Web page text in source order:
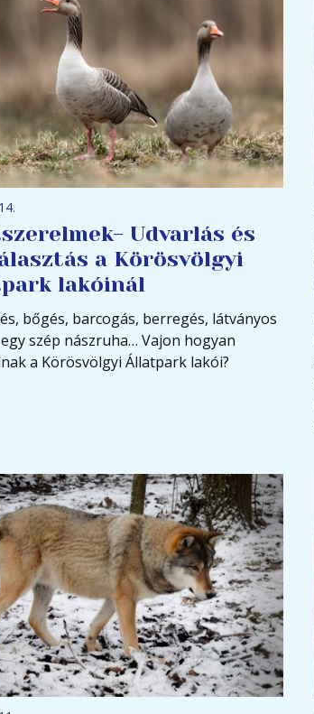
Udvarlás és
a Körösvölgyi
lakóinál
bőgés, barcogás, berregés, látványos
szép nászruha… Vajon hogyan
a Körösvölgyi Állatpark lakói?